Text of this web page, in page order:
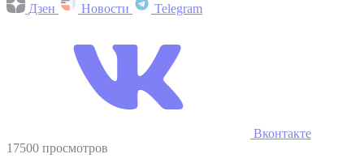
Дзен Новости Telegram
Вконтакте
17500 просмотров